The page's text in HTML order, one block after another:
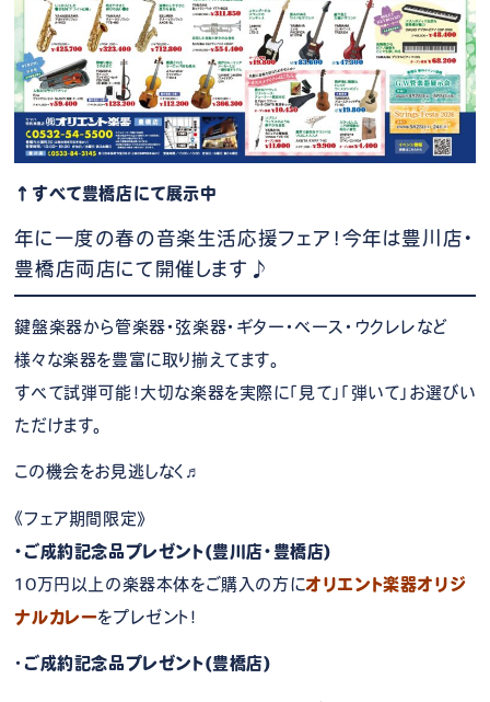
↑すべて豊橋店にて展示中
年に一度の春の音楽生活応援フェア！今年は豊川店・
豊橋店両店にて開催します♪
鍵盤楽器から管楽器・弦楽器・ギター・ベース・ウクレレなど
様々な楽器を豊富に取り揃えてます。
すべて試弾可能！大切な楽器を実際に「見て」「弾いて」お選びい
ただけます。
この機会をお見逃しなく♬
《フェア期間限定》
・ご成約記念品プレゼント(豊川店・豊橋店)
10万円以上の楽器本体をご購入の方にオリエント楽器オリジ
ナルカレーをプレゼント！
・ご成約記念品プレゼント(豊橋店)